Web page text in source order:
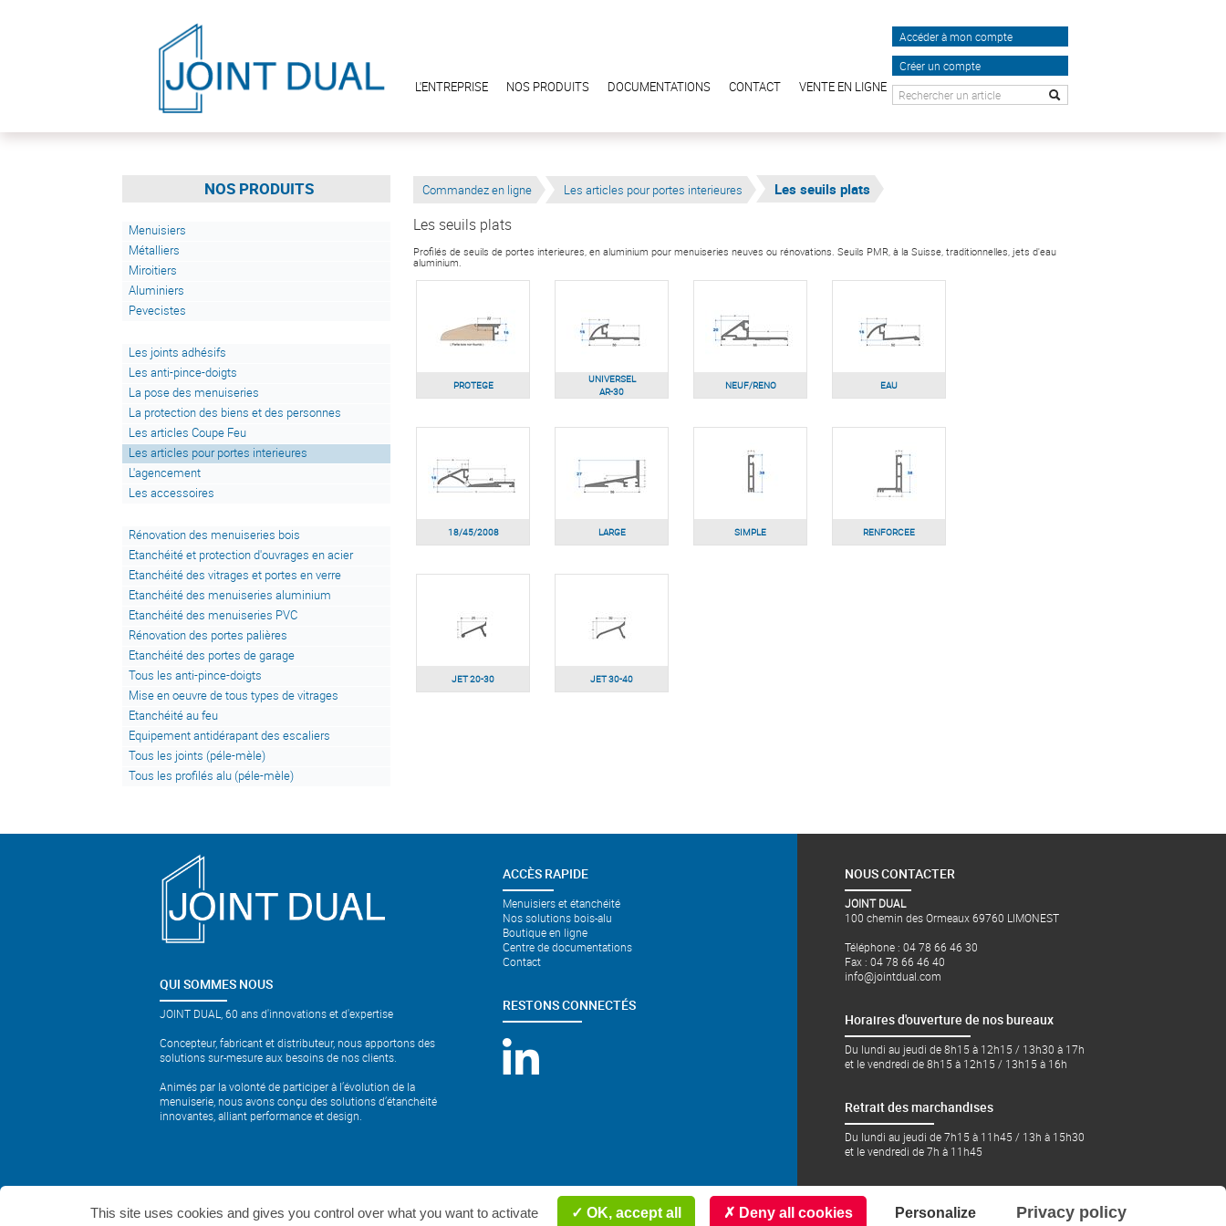
Accéder à mon compte
Créer un compte
L'ENTREPRISE NOS PRODUITS DOCUMENTATIONS CONTACT VENTE EN LIGNE
NOS PRODUITS
Menuisiers
Métalliers
Miroitiers
Aluminiers
Pevecistes
Les joints adhésifs
Les anti-pince-doigts
La pose des menuiseries
La protection des biens et des personnes
Les articles Coupe Feu
Les articles pour portes interieures
L'agencement
Les accessoires
Rénovation des menuiseries bois
Etanchéité et protection d'ouvrages en acier
Etanchéité des vitrages et portes en verre
Etanchéité des menuiseries aluminium
Etanchéité des menuiseries PVC
Rénovation des portes palières
Etanchéité des portes de garage
Tous les anti-pince-doigts
Mise en oeuvre de tous types de vitrages
Etanchéité au feu
Equipement antidérapant des escaliers
Tous les joints (péle-mèle)
Tous les profilés alu (péle-mèle)
Commandez en ligne Les articles pour portes interieures Les seuils plats
Les seuils plats
Profilés de seuils de portes interieures, en aluminium pour menuiseries neuves ou rénovations. Seuils PMR, à la Suisse, traditionnelles, jets d'eau
aluminium.
PROTEGE
UNIVERSEL
AR-30
NEUF/RENO EAU
18/45/2008 LARGE SIMPLE RENFORCEE
JET 20-30 JET 30-40
QUI SOMMES NOUS
JOINT DUAL, 60 ans d'innovations et d'expertise
Concepteur, fabricant et distributeur, nous apportons des
solutions sur-mesure aux besoins de nos clients.
Animés par la volonté de participer à l’évolution de la
menuiserie, nous avons conçu des solutions d’étanchéité
innovantes, alliant performance et design.
ACCÈS RAPIDE
Menuisiers et étanchéité
Nos solutions bois-alu
Boutique en ligne
Centre de documentations
Contact
RESTONS CONNECTÉS
NOUS CONTACTER
JOINT DUAL
100 chemin des Ormeaux 69760 LIMONEST
Téléphone : 04 78 66 46 30
Fax : 04 78 66 46 40
info@jointdual.com
Horaires d'ouverture de nos bureaux
Du lundi au jeudi de 8h15 à 12h15 / 13h30 à 17h
et le vendredi de 8h15 à 12h15 / 13h15 à 16h
Retrait des marchandises
Du lundi au jeudi de 7h15 à 11h45 / 13h à 15h30
et le vendredi de 7h à 11h45
Accueil Plan du site Conditions générales de vente
Mentions légales
This site uses cookies and gives you control over what you want to activate OK, accept all Deny all cookies Personalize Privacy policy